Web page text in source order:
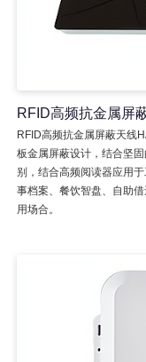
RFID高频抗金属屏
RFID高频抗金属屏蔽天线
板金属屏蔽设计，结合坚
别，结合高频阅读器应用
事档案、餐饮智盘、自助
用场合。